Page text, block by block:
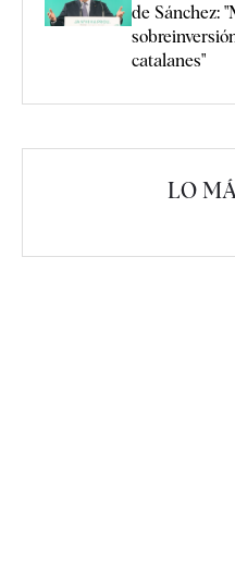
de Sánchez:
catalanes"
LO